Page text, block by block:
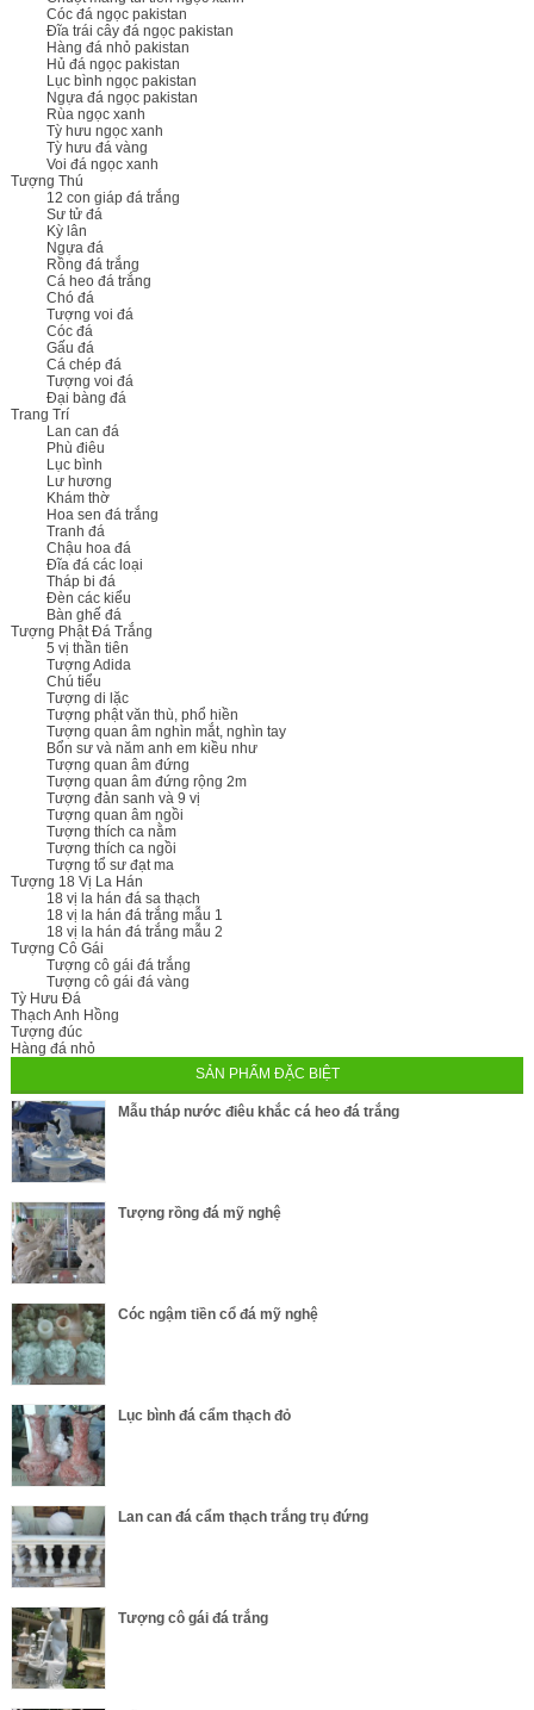
Cóc đá ngọc pakistan
Đĩa trái cây đá ngọc pakistan
Hàng đá nhỏ pakistan
Hủ đá ngọc pakistan
Lục bình ngọc pakistan
Ngựa đá ngọc pakistan
Rùa ngọc xanh
Tỳ hưu ngọc xanh
Tỳ hưu đá vàng
Voi đá ngọc xanh
Tượng Thú
12 con giáp đá trắng
Sư tử đá
Kỳ lân
Ngựa đá
Rồng đá trắng
Cá heo đá trắng
Chó đá
Tượng voi đá
Cóc đá
Gấu đá
Cá chép đá
Tượng voi đá
Đại bàng đá
Trang Trí
Lan can đá
Phù điêu
Lục bình
Lư hương
Khám thờ
Hoa sen đá trắng
Tranh đá
Chậu hoa đá
Đĩa đá các loại
Tháp bi đá
Đèn các kiểu
Bàn ghế đá
Tượng Phật Đá Trắng
5 vị thần tiên
Tượng Adida
Chú tiểu
Tượng di lặc
Tượng phật văn thù, phổ hiền
Tượng quan âm nghìn mắt, nghìn tay
Bổn sư và năm anh em kiều như
Tượng quan âm đứng
Tượng quan âm đứng rộng 2m
Tượng đản sanh và 9 vị
Tượng quan âm ngồi
Tượng thích ca nằm
Tượng thích ca ngồi
Tượng tổ sư đạt ma
Tượng 18 Vị La Hán
18 vị la hán đá sa thạch
18 vị la hán đá trắng mẫu 1
18 vị la hán đá trắng mẫu 2
Tượng Cô Gái
Tượng cô gái đá trắng
Tượng cô gái đá vàng
Tỳ Hưu Đá
Thạch Anh Hồng
Tượng đúc
Hàng đá nhỏ
SẢN PHẨM ĐẶC BIỆT
Mẫu tháp nước điêu khắc cá heo đá trắng
Tượng rồng đá mỹ nghệ
Cóc ngậm tiền cổ đá mỹ nghệ
Lục bình đá cẩm thạch đỏ
Lan can đá cẩm thạch trắng trụ đứng
Tượng cô gái đá trắng